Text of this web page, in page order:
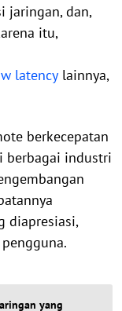
jaringan, dan,
itu,
latency lainnya,
berkecepatan
berbagai industri
diapresiasi,
yang